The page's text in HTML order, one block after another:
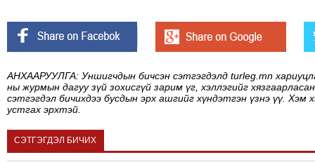
АНХААРУУЛГА: Уншигчдын бичсэн сэтгэгдэлд turleg.mn
ны журмын дагуу зүй зохисгүй зарим үг, хэллэгийг
сэтгэгдэл бичихдээ бусдын эрх ашгийг хүндэтгэн үзнэ үү. Хэм
устгах эрхтэй.
СЭТГЭГДЭЛ БИЧИХ